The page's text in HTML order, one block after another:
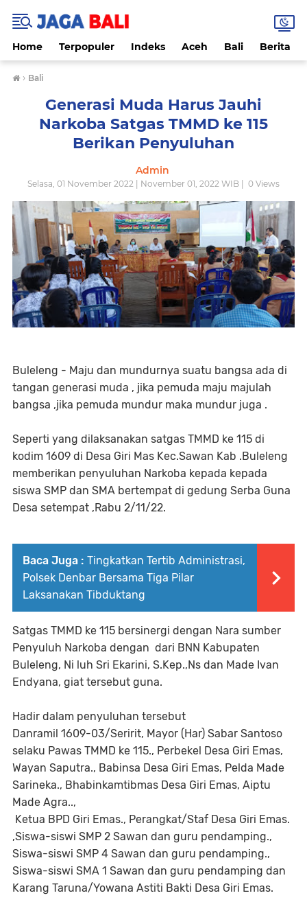
Home Terpopuler Indeks Aceh Bali Berita
› Bali
Generasi Muda Harus Jauhi
Narkoba Satgas TMMD ke 115
Berikan Penyuluhan
Admin
Selasa, 01 November 2022 | November 01, 2022 WIB | 0 Views
Buleleng - Maju dan mundurnya suatu bangsa ada di
tangan generasi muda , jika pemuda maju majulah
bangsa ,jika pemuda mundur maka mundur juga .
Seperti yang dilaksanakan satgas TMMD ke 115 di
kodim 1609 di Desa Giri Mas Kec.Sawan Kab .Buleleng
memberikan penyuluhan Narkoba kepada kepada
siswa SMP dan SMA bertempat di gedung Serba Guna
Desa setempat ,Rabu 2/11/22.
Baca Juga : Tingkatkan Tertib Administrasi,
Polsek Denbar Bersama Tiga Pilar
Laksanakan Tibduktang
Satgas TMMD ke 115 bersinergi dengan Nara sumber
Penyuluh Narkoba dengan dari BNN Kabupaten
Buleleng, Ni luh Sri Ekarini, S.Kep.,Ns dan Made Ivan
Endyana, giat tersebut guna.
Hadir dalam penyuluhan tersebut
Danramil 1609-03/Seririt, Mayor (Har) Sabar Santoso
selaku Pawas TMMD ke 115., Perbekel Desa Giri Emas,
Wayan Saputra., Babinsa Desa Giri Emas, Pelda Made
Sarineka., Bhabinkamtibmas Desa Giri Emas, Aiptu
Made Agra..,
Ketua BPD Giri Emas., Perangkat/Staf Desa Giri Emas.
,Siswa-siswi SMP 2 Sawan dan guru pendamping.,
Siswa-siswi SMP 4 Sawan dan guru pendamping.,
Siswa-siswi SMA 1 Sawan dan guru pendamping dan
Karang Taruna/Yowana Astiti Bakti Desa Giri Emas.